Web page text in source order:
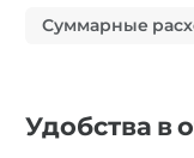
Суммарные
Удобства в